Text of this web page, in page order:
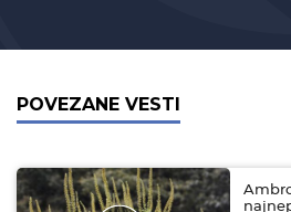
POVEZANE VESTI